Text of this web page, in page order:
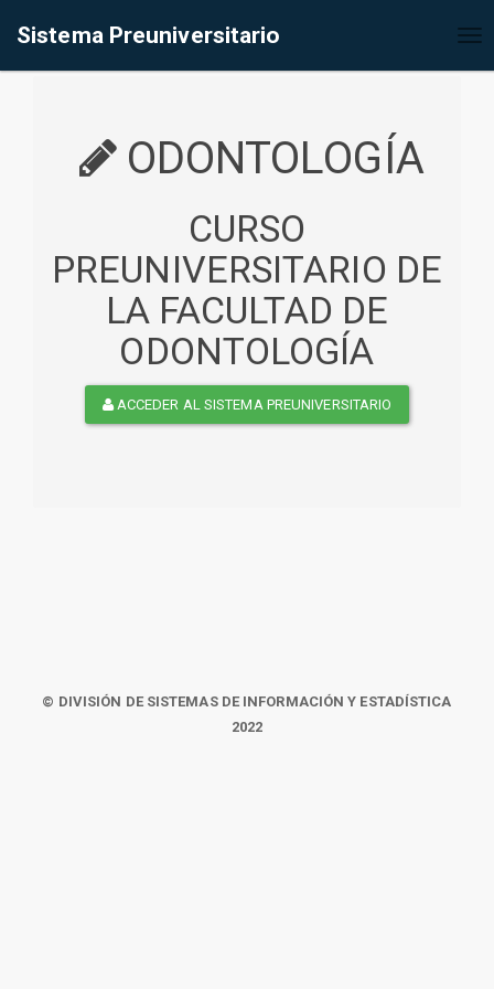
Sistema Preuniversitario
ODONTOLOGÍA
CURSO
PREUNIVERSITARIO DE
LA FACULTAD DE
ODONTOLOGÍA
ACCEDER AL SISTEMA PREUNIVERSITARIO
© DIVISIÓN DE SISTEMAS DE INFORMACIÓN Y ESTADÍSTICA
2022